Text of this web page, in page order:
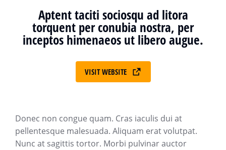
Aptent taciti sociosqu ad litora
torquent per conubia nostra, per
inceptos himenaeos ut libero augue.
VISIT WEBSITE
Donec non congue quam. Cras iaculis dui at
pellentesque malesuada. Aliquam erat volutpat.
Nunc at sagittis tortor. Morbi pulvinar auctor